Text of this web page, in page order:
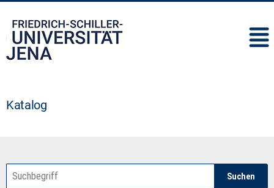
Katalog
Suchen